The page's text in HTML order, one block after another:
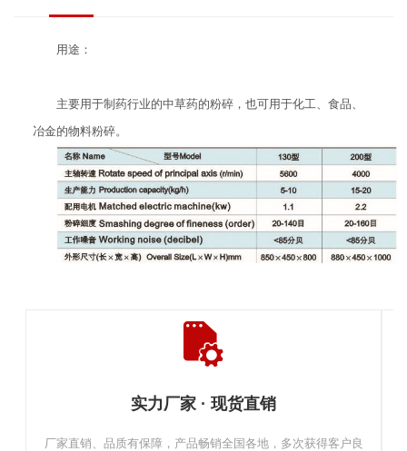
用途：
主要用于制药行业的中草药的粉碎，也可用于化工、食品、
冶金的物料粉碎。
实力厂家 · 现货直销
厂家直销、品质有保障，产品畅销全国各地，多次获得客户良